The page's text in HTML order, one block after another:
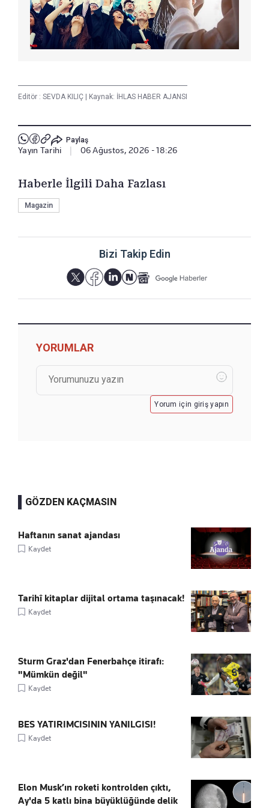
Editör : SEVDA KILIÇ Kaynak: İHLAS HABER AJANSI
Paylaş
Yayın Tarihi 06 Ağustos, 2026 - 18:26
Haberle İlgili Daha Fazlası
Magazin
Bizi Takip Edin
YORUMLAR
Yorum için giriş yapın
GÖZDEN KAÇMASIN
Haftanın sanat ajandası
Kaydet
Tarihî kitaplar dijital ortama taşınacak!
Kaydet
Sturm Graz'dan Fenerbahçe itirafı:
"Mümkün değil"
Kaydet
BES YATIRIMCISININ YANILGISI!
Kaydet
Elon Musk’ın roketi kontrolden çıktı,
Ay'da 5 katlı bina büyüklüğünde delik